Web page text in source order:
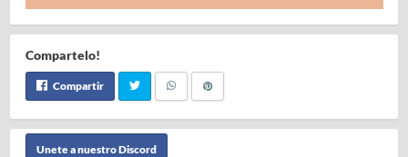
Compartelo!
Compartir
Unete a nuestro Discord